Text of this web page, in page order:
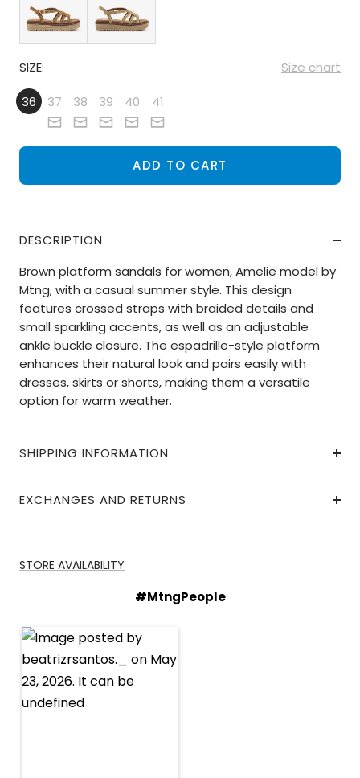
SIZE: Size chart
36 37 38 39 40 41
ADD TO CART
DESCRIPTION
Brown platform sandals for women, Amelie model by
Mtng, with a casual summer style. This design
features crossed straps with braided details and
small sparkling accents, as well as an adjustable
ankle buckle closure. The espadrille-style platform
enhances their natural look and pairs easily with
dresses, skirts or shorts, making them a versatile
option for warm weather.
SHIPPING INFORMATION
EXCHANGES AND RETURNS
STORE AVAILABILITY
#MtngPeople